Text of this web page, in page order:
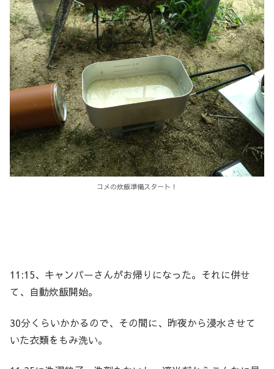
コメの炊飯準備スタート！
11:15、キャンパーさんがお帰りになった。それに併せ
て、自動炊飯開始。
30分くらいかかるので、その間に、昨夜から浸水させて
いた衣類をもみ洗い。